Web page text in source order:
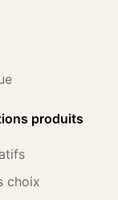
produits
choix